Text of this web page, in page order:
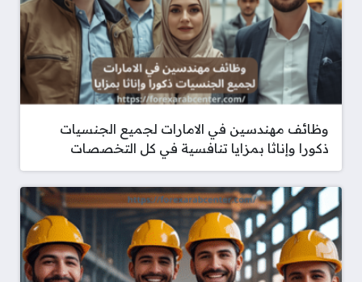
وظائف مهندسين في الامارات لجميع الجنسيات
ذكورا وإناثا بمزايا تنافسية في كل التخصصات